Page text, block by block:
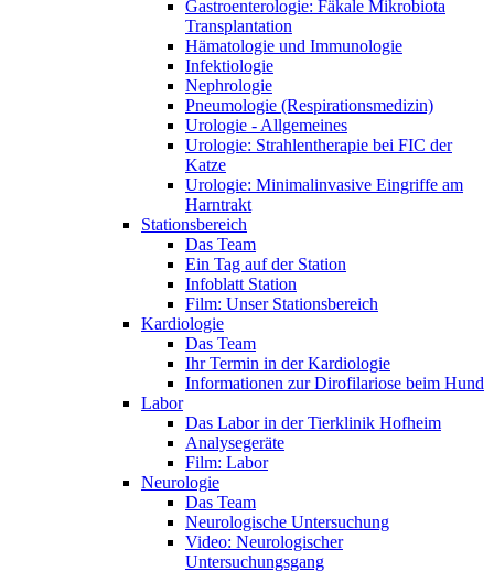
Gastroenterologie: Fäkale Mikrobiota
Transplantation
Hämatologie und Immunologie
Infektiologie
Nephrologie
Pneumologie (Respirationsmedizin)
Urologie - Allgemeines
Urologie: Strahlentherapie bei FIC der
Katze
Urologie: Minimalinvasive Eingriffe am
Harntrakt
Stationsbereich
Das Team
Ein Tag auf der Station
Infoblatt Station
Film: Unser Stationsbereich
Kardiologie
Das Team
Ihr Termin in der Kardiologie
Informationen zur Dirofilariose beim Hund
Labor
Das Labor in der Tierklinik Hofheim
Analysegeräte
Film: Labor
Neurologie
Das Team
Neurologische Untersuchung
Video: Neurologischer
Untersuchungsgang